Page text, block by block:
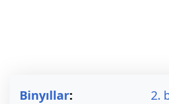
Binyıllar:
2.